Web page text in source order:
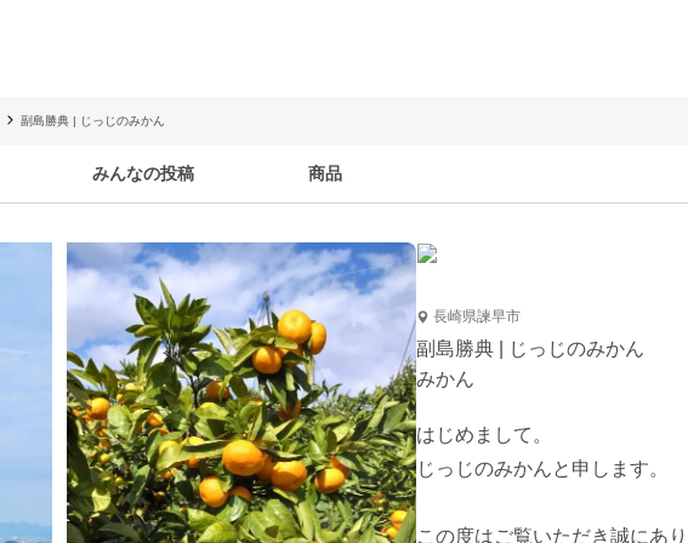
副島勝典 | じっじのみかん
みんなの投稿 商品
長崎県諫早市
副島勝典 | じっじのみかん
みかん
はじめまして。
じっじのみかんと申します。
この度はご覧いただき誠にあ